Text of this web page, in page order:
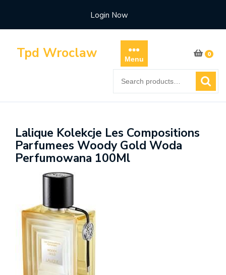
content
Login Now
Tpd Wroclaw Menu
0
for:
Lalique Kolekcje Les Compositions
Parfumees Woody Gold Woda
Perfumowana 100Ml